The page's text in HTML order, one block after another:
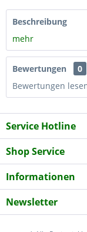
Beschreibung
mehr
Bewertungen
0
Bewertungen
Service Hotline
Shop Service
Informationen
Newsletter